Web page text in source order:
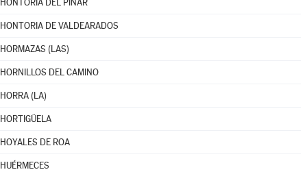
HONTORIA DEL PINAR
HONTORIA DE VALDEARADOS
HORMAZAS (LAS)
HORNILLOS DEL CAMINO
HORRA (LA)
HORTIGÜELA
HOYALES DE ROA
HUÉRMECES